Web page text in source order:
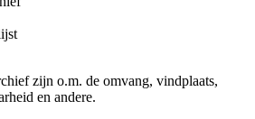
zijn o.m. de omvang, vindplaats,
en andere.